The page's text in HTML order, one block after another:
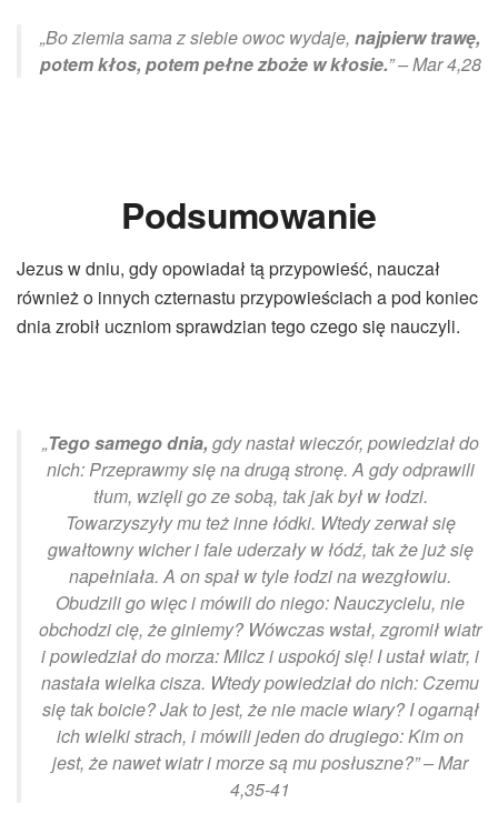
„Bo ziemia sama z siebie owoc wydaje, najpierw trawę,
potem kłos, potem pełne zboże w kłosie.” – Mar 4,28
Podsumowanie
Jezus w dniu, gdy opowiadał tą przypowieść, nauczał
również o innych czternastu przypowieściach a pod koniec
dnia zrobił uczniom sprawdzian tego czego się nauczyli.
„Tego samego dnia, gdy nastał wieczór, powiedział do
nich: Przeprawmy się na drugą stronę. A gdy odprawili
tłum, wzięli go ze sobą, tak jak był w łodzi.
Towarzyszyły mu też inne łódki. Wtedy zerwał się
gwałtowny wicher i fale uderzały w łódź, tak że już się
napełniała. A on spał w tyle łodzi na wezgłowiu.
Obudzili go więc i mówili do niego: Nauczycielu, nie
obchodzi cię, że giniemy? Wówczas wstał, zgromił wiatr
i powiedział do morza: Milcz i uspokój się! I ustał wiatr, i
nastała wielka cisza. Wtedy powiedział do nich: Czemu
się tak boicie? Jak to jest, że nie macie wiary? I ogarnął
ich wielki strach, i mówili jeden do drugiego: Kim on
jest, że nawet wiatr i morze są mu posłuszne?” – Mar
4,35-41